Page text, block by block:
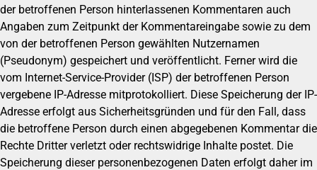
der betroffenen Person hinterlassenen Kommentaren auch
Angaben zum Zeitpunkt der Kommentareingabe sowie zu dem
von der betroffenen Person gewählten Nutzernamen
(Pseudonym) gespeichert und veröffentlicht. Ferner wird die
vom Internet-Service-Provider (ISP) der betroffenen Person
vergebene IP-Adresse mitprotokolliert. Diese Speicherung der IP-
Adresse erfolgt aus Sicherheitsgründen und für den Fall, dass
die betroffene Person durch einen abgegebenen Kommentar die
Rechte Dritter verletzt oder rechtswidrige Inhalte postet. Die
Speicherung dieser personenbezogenen Daten erfolgt daher im